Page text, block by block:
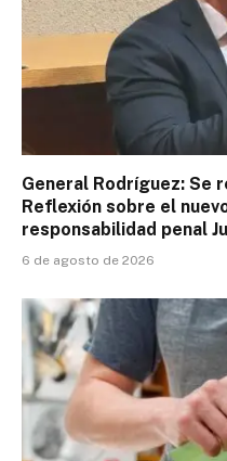
General Rodríguez: Se
Reflexión sobre el
responsabilidad penal
6 de agosto de 2026